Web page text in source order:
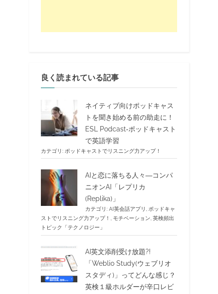
良く読まれている記事
ネイティブ向けポッドキャス
トを聞き始める前の助走に！
ESL Podcast‐ポッドキャスト
で英語学習
カテゴリ: ポッドキャストでリスニング力アップ！
AIと恋に落ちる人々―コンパ
ニオンAI「レプリカ
(Replika)」
カテゴリ: AI英会話アプリ , ポッドキャ
ストでリスニング力アップ！ , モチベーション, 英検頻出
トピック「テクノロジー」
AI英文添削受け放題?!
「Weblio Study(ウェブリオ
スタディ)」ってどんな感じ？
英検１級ホルダーが辛口レビ